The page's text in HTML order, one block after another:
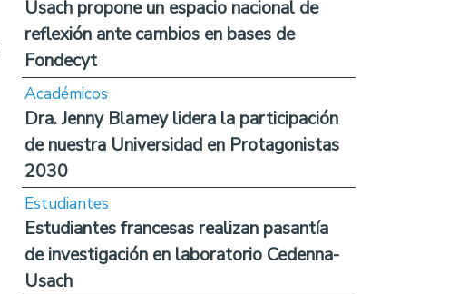
Usach propone un espacio nacional de
reflexión ante cambios en bases de
Fondecyt
Académicos
Dra. Jenny Blamey lidera la participación
de nuestra Universidad en Protagonistas
2030
Estudiantes
Estudiantes francesas realizan pasantía
de investigación en laboratorio Cedenna-
Usach